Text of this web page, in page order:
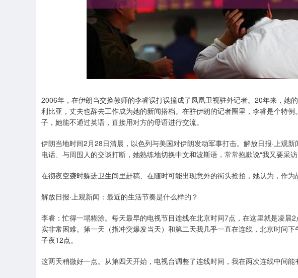
2006年，在伊朗当交换教师的李睿误打误撞成了凤凰卫视驻外记者。20年来，她
利比亚，丈夫也辞去工作成为她的新闻搭档。在驻伊朗的记者圈里，李睿是个特
子，她能不通过英语，直接用对方的母语进行交流。
伊朗当地时间2月28日清晨，以色列与美国对伊朗发动军事打击。解放日报·上观
电话、与周围人的交谈打断，她熟练地切换中文和波斯语，常常抱歉说“我又要采访
在彻夜空袭时躲进卫生间里赶稿、在随时可能出现意外的街头抢拍，她认为，作为
解放日报·上观新闻：最近的生活节奏是什么样的？
李睿：忙得一塌糊涂。每天最早的电视节目连线在北京时间7点，在这里就是凌晨
实非常困难。第一天（指冲突爆发当天）和第二天我几乎一直在连线，北京时间
子夜12点。
这两天稍微好一点。从第四天开始，电视台调整了连线时间，我在两次连线中间能
14311.01 200.89 1.42%